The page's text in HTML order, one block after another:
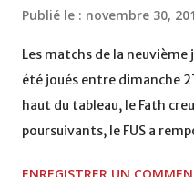
Publié le : novembre 30,
Les matchs de la
été joués entre dimanche
haut du tableau, le Fath
poursuivants, le FUS a